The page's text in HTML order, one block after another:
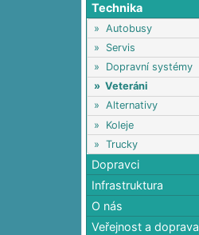
Technika
» Autobusy
» Servis
» Dopravní systémy
» Veteráni
» Alternativy
» Koleje
» Trucky
Dopravci
Infrastruktura
O nás
Veřejnost a doprava